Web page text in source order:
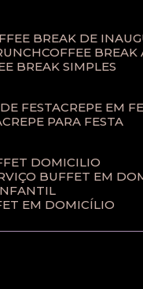
BREAK DE
COFFEE
BREAK SIMPLES
DE FESTA
CREPE EM
CREPE PARA FESTA
DOMICILIO
BUFFET EM
EM DOMICÍLIO